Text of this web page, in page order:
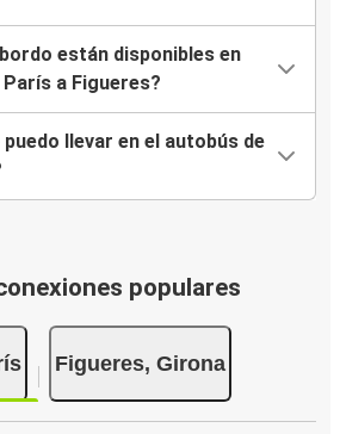
están disponibles en
a Figueres?
llevar en el autobús de
populares
Figueres, Girona